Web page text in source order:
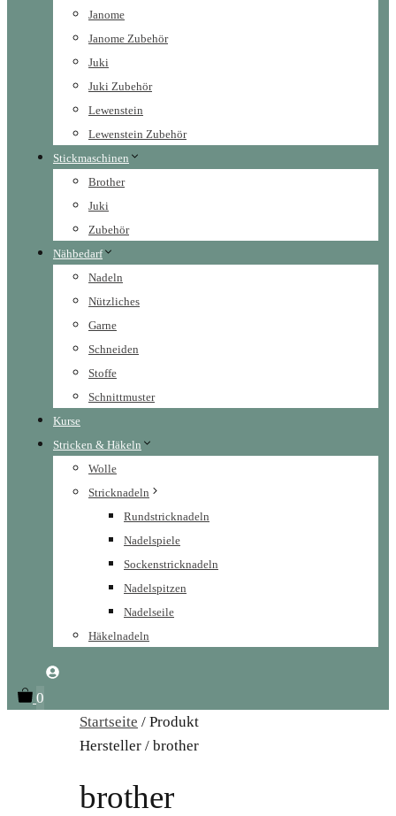
Janome
Janome Zubehör
Juki
Juki Zubehör
Lewenstein
Lewenstein Zubehör
Stickmaschinen
Brother
Juki
Zubehör
Nähbedarf
Nadeln
Nützliches
Garne
Schneiden
Stoffe
Schnittmuster
Kurse
Stricken & Häkeln
Wolle
Stricknadeln
Rundstricknadeln
Nadelspiele
Sockenstricknadeln
Nadelspitzen
Nadelseile
Häkelnadeln
0
Startseite / Produkt
Hersteller / brother
brother